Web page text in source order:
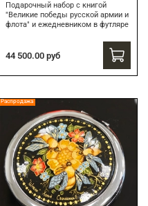
Подарочный набор c книгой
"Великие победы русской армии и
флота" и ежедневником в футляре
44 500.00 руб
Распродажа